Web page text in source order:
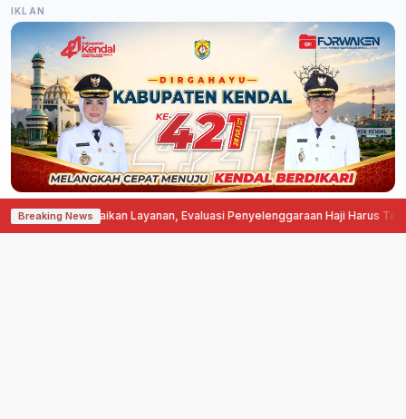
IKLAN
Breaking News
Akhir Perbaikan Layanan, Evaluasi Penyelenggaraan Haji Harus Tetap